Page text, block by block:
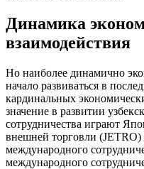
Динамика
взаимодействия
Но наиболее динамично
начало развиваться в
кардинальных
значение в развитии
сотрудничества играют
внешней торговли (JETRO)
международного
международного